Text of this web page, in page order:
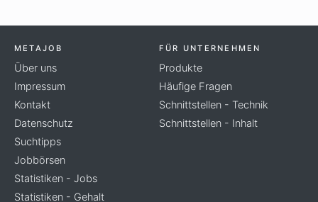
METAJOB
Über uns
Impressum
Kontakt
Datenschutz
Suchtipps
Jobbörsen
Statistiken - Jobs
Statistiken - Gehalt
FÜR UNTERNEHMEN
Produkte
Häufige Fragen
Schnittstellen - Technik
Schnittstellen - Inhalt